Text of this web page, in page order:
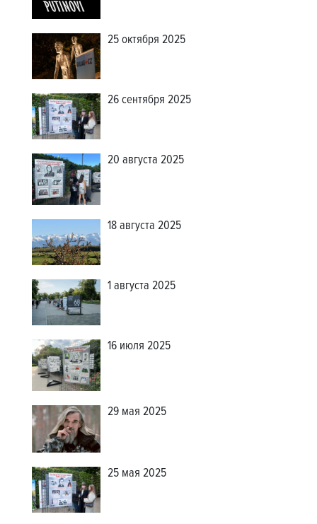
25 октября 2025
26 сентября 2025
20 августа 2025
18 августа 2025
1 августа 2025
16 июля 2025
29 мая 2025
25 мая 2025